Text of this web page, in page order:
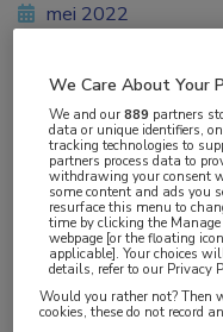
mei 2022
Vakgebieden:
Farmacie,Nefrologie
Aandachtsgebieden:
Chronische nierschade
Tags:
We Care About Your
We and our889 partners
data or unique identifiers,
tracking technologies to
partners process data to
withdrawing your consent
some content and ads you
resurface this menu to
time by clicking the
webpage [or the floating
applicable]. Your choices
details, refer to our Privacy
Would you rather not? Then
cookies, these do not record